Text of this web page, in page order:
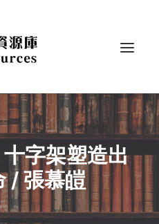
十字架塑造出
/ 張慕皚